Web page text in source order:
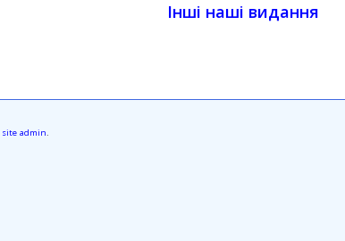
Інші наші видання
site admin.